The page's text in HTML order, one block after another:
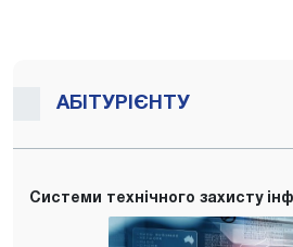
АБІТУРІЄНТУ
Системи технічного захисту